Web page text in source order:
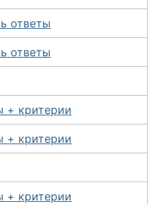
ответы
ответы
+ критерии
+ критерии
+ критерии